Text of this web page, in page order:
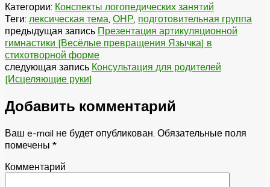
Категории: Конспекты логопедических занятий
Теги: лексическая тема, ОНР, подготовительная группа
предыдущая запись Презентация артикуляционной
гимнастики [Весёлые превращения Язычка] в
стихотворной форме
следующая запись Консультация для родителей
[Исцеляющие руки]
Добавить комментарий
Ваш e-mail не будет опубликован. Обязательные поля
помечены *
Комментарий